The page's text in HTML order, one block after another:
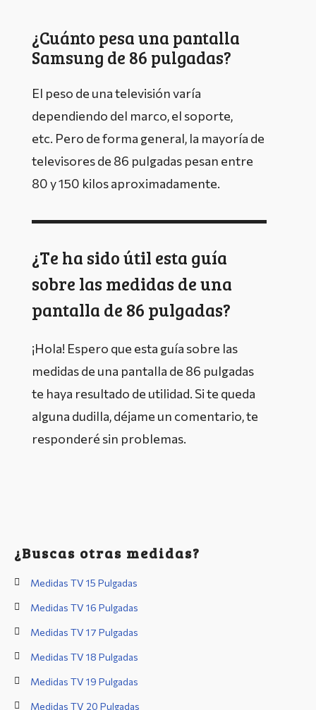
¿Cuánto pesa una pantalla
Samsung de 86 pulgadas?
El peso de una televisión varía
dependiendo del marco, el soporte,
etc. Pero de forma general, la mayoría de
televisores de 86 pulgadas pesan entre
80 y 150 kilos aproximadamente.
¿Te ha sido útil esta guía
sobre las medidas de una
pantalla de 86 pulgadas?
¡Hola! Espero que esta guía sobre las
medidas de una pantalla de 86 pulgadas
te haya resultado de utilidad. Si te queda
alguna dudilla, déjame un comentario, te
responderé sin problemas.
¿Buscas otras medidas?
Medidas TV 15 Pulgadas
Medidas TV 16 Pulgadas
Medidas TV 17 Pulgadas
Medidas TV 18 Pulgadas
Medidas TV 19 Pulgadas
Medidas TV 20 Pulgadas